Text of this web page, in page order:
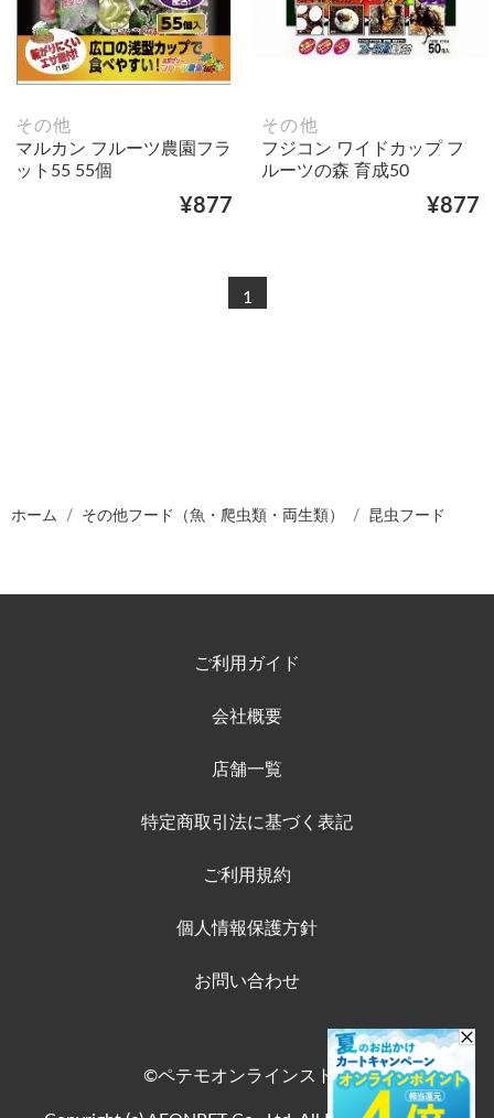
その他
マルカン フルーツ農園フラ
ット55 55個
¥877
その他
フジコン ワイドカップ フ
ルーツの森 育成50
¥877
1
ホーム その他フード（魚・爬虫類・両生類） 昆虫フード
ご利用ガイド
会社概要
店舗一覧
特定商取引法に基づく表記
ご利用規約
個人情報保護方針
お問い合わせ
©ペテモオンラインストア